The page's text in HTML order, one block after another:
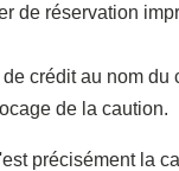
de réservation
crédit au nom du
de la caution.
précisément la